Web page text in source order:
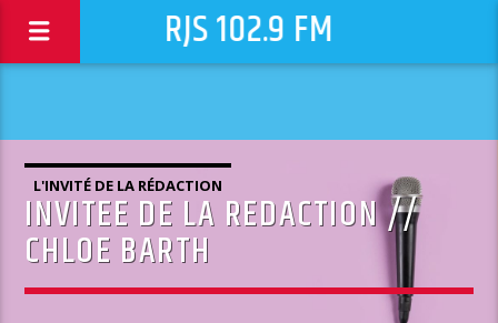
RJS 102.9 FM
L'INVITÉ DE LA RÉDACTION
INVITEE DE LA REDACTION //
CHLOE BARTH